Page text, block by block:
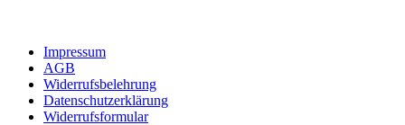
Impressum
AGB
Widerrufsbelehrung
Datenschutzerklärung
Widerrufsformular